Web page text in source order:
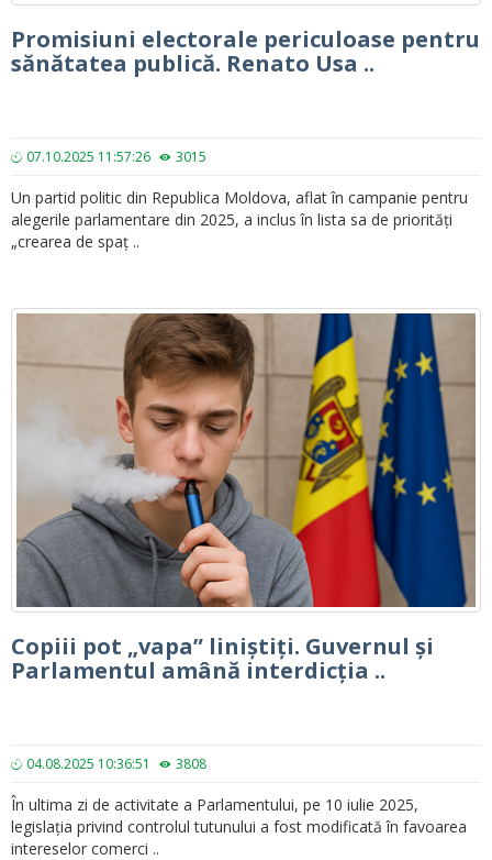
Promisiuni electorale periculoase pentru
sănătatea publică. Renato Usa ..
07.10.2025 11:57:26 3015
Un partid politic din Republica Moldova, aflat în campanie pentru
alegerile parlamentare din 2025, a inclus în lista sa de priorități
„crearea de spaț ..
Copiii pot „vapa” liniștiți. Guvernul și
Parlamentul amână interdicția ..
04.08.2025 10:36:51 3808
În ultima zi de activitate a Parlamentului, pe 10 iulie 2025,
legislația privind controlul tutunului a fost modificată în favoarea
intereselor comerci ..